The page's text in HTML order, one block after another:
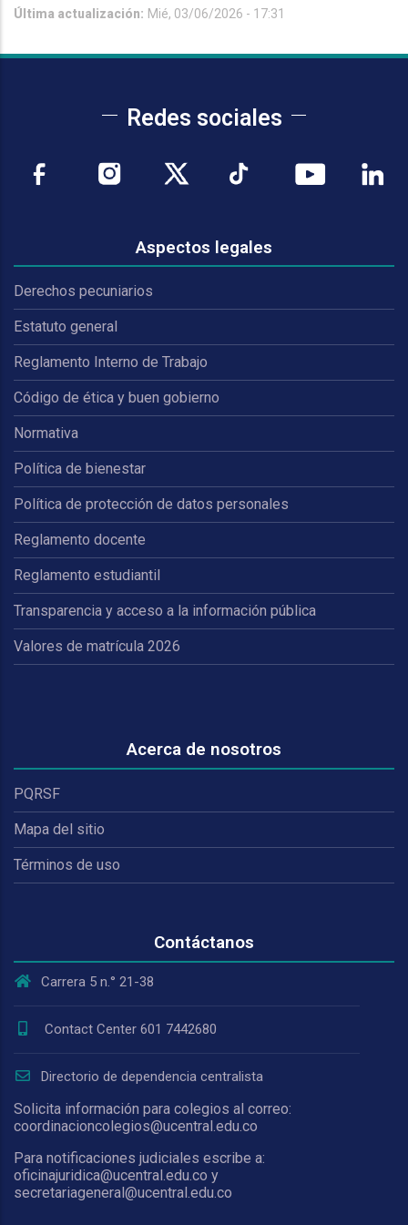
Última actualización: Mié, 03/06/2026 - 17:31
Redes sociales
Aspectos legales
Derechos pecuniarios
Estatuto general
Reglamento Interno de Trabajo
Código de ética y buen gobierno
Normativa
Política de bienestar
Política de protección de datos personales
Reglamento docente
Reglamento estudiantil
Transparencia y acceso a la información pública
Valores de matrícula 2026
Acerca de nosotros
PQRSF
Mapa del sitio
Términos de uso
Contáctanos
Carrera 5 n.° 21-38
Contact Center 601 7442680
Directorio de dependencia centralista
Solicita información para colegios al correo:
coordinacioncolegios@ucentral.edu.co
Para notificaciones judiciales escribe a:
oficinajuridica@ucentral.edu.co y
secretariageneral@ucentral.edu.co